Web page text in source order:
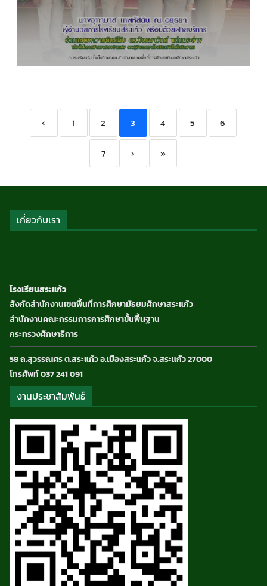
กลุ่มบริหารงานงบประมาณ, กลุ่มบริหารงานทั่วไป,
ารงานบุคคล, กลุ่มบริหารงานวิชาการ, ข่าวประชาสัม
‹ 1 2 3 4 5 6
7 › »
เกี่ยวกับเรา
โรงเรียนสระแก้ว
สังกัดสำนักงานเขตพื้นที่การศึกษามัธยมศึกษาสระแก้ว
สำนักงานคณะกรรมการการศึกษาขั้นพื้นฐาน
กระทรวงศึกษาธิการ
58 ถ.สุวรรณศร ต.สระแก้ว อ.เมืองสระแก้ว จ.สระแก้ว 27000
โทรศัพท์ 037 241 091
งานประชาสัมพันธ์